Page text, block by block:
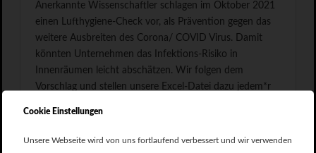
Anerkannte Wissenschaftler schlagen im Oktober 2021
einen Lufthygiene-Check vor, als Prävention gegen das
weitere Ausbreiten des Corona/ COVID Virus. Damit
könnten Unternehmen das Infektions-Risiko in
Innenräumen leicht abschätzen. Wir folgen dem
Vorschlag und stellen unsere Excel-Datei dazu jedem*r
Cookie Einstellungen
Unsere Webseite wird von uns fortlaufend verbessert und wir verwenden